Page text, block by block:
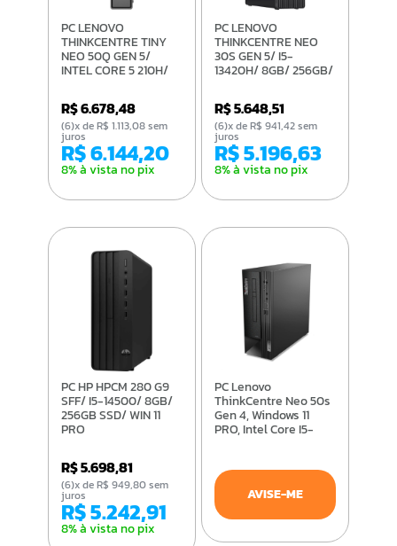
PC LENOVO
THINKCENTRE TINY
NEO 50Q GEN 5/
INTEL CORE 5 210H/
FREEDOS
R$ 6.678,48
R$ 6.144,20
8% à vista no pix
(6)x de R$ 1.113,08 sem
juros
PC LENOVO
THINKCENTRE NEO
30S GEN 5/ I5-
13420H/ 8GB/ 256GB/
R$ 5.648,51
R$ 5.196,63
8% à vista no pix
(6)x de R$ 941,42 sem
juros
PC HP HPCM 280 G9
SFF/ I5-14500/ 8GB/
256GB SSD/ WIN 11
PRO
R$ 5.698,81
R$ 5.242,91
8% à vista no pix
(6)x de R$ 949,80 sem
juros
PC Lenovo
ThinkCentre Neo 50s
Gen 4, Windows 11
PRO, Intel Core I5-
AVISE-ME